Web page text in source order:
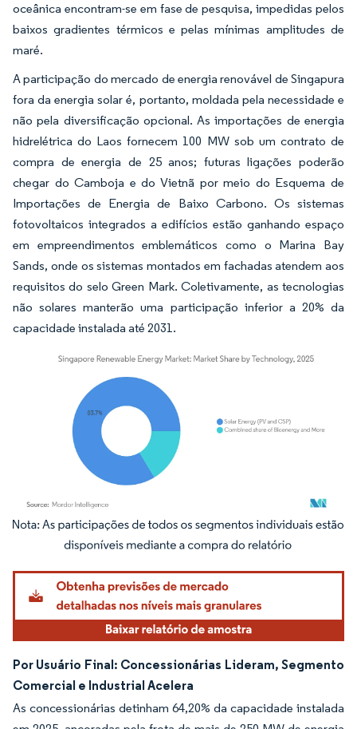
oceânica encontram-se em fase de pesquisa, impedidas pelos
baixos gradientes térmicos e pelas mínimas amplitudes de
maré.
A participação do mercado de energia renovável de Singapura
fora da energia solar é, portanto, moldada pela necessidade e
não pela diversificação opcional. As importações de energia
hidrelétrica do Laos fornecem 100 MW sob um contrato de
compra de energia de 25 anos; futuras ligações poderão
chegar do Camboja e do Vietnã por meio do Esquema de
Importações de Energia de Baixo Carbono. Os sistemas
fotovoltaicos integrados a edifícios estão ganhando espaço
em empreendimentos emblemáticos como o Marina Bay
Sands, onde os sistemas montados em fachadas atendem aos
requisitos do selo Green Mark. Coletivamente, as tecnologias
não solares manterão uma participação inferior a 20% da
capacidade instalada até 2031.
Imagem © Mordor Intelligence. O reuso requer atribuição conforme CC BY 4.0.
Por Usuário Final: Concessionárias Lideram, Segmento
Comercial e Industrial Acelera
As concessionárias detinham 64,20% da capacidade instalada